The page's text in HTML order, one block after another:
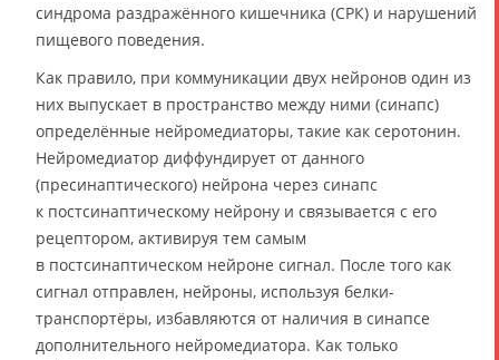
синдрома раздражённого кишечника (СРК) и нарушений
пищевого поведения.
Как правило, при коммуникации двух нейронов один из
них выпускает в пространство между ними (синапс)
определённые нейромедиаторы, такие как серотонин.
Нейромедиатор диффундирует от данного
(пресинаптического) нейрона через синапс
к постсинаптическому нейрону и связывается с его
рецептором, активируя тем самым
в постсинаптическом нейроне сигнал. После того как
сигнал отправлен, нейроны, используя белки-
транспортёры, избавляются от наличия в синапсе
дополнительного нейромедиатора. Как только